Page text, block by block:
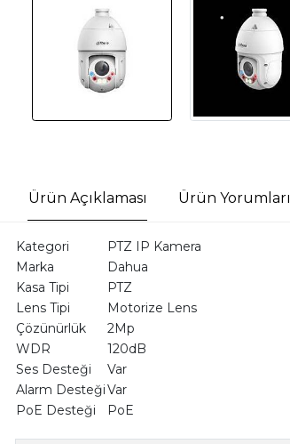
Ürün Açıklaması Ürün Yorumları
Kategori
PTZ IP Kamera
Marka
Dahua
Kasa Tipi
PTZ
Lens Tipi
Motorize Lens
Çözünürlük
2Mp
WDR
120dB
Ses Desteği
Var
Alarm DesteğiVar
PoE Desteği
PoE